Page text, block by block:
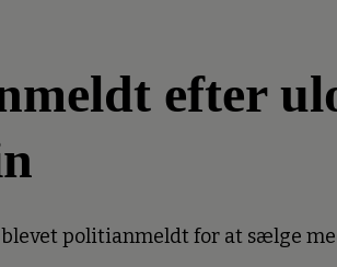
efter
politianmeldt for at sælge